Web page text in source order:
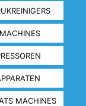
MACHINES